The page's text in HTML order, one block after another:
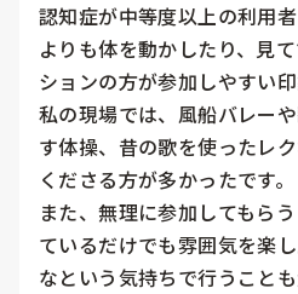
認知症が中等度以上の利用
よりも体を動かしたり、見
ションの方が参加しやすい印
私の現場では、風船バレー
す体操、昔の歌を使ったレ
くださる方が多かったです。
また、無理に参加してもら
ているだけでも雰囲気を楽
なという気持ちで行うこと